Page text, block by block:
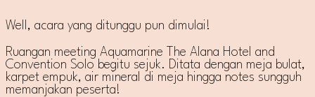
Well, acara yang ditunggu pun dimulai!
Ruangan meeting Aquamarine The Alana Hotel and
Convention Solo begitu sejuk. Ditata dengan meja bulat,
karpet empuk, air mineral di meja hingga notes sungguh
memanjakan peserta!